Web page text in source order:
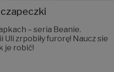
– seria Beanie.
Uli zrpobiły furorę! Naucz sie
je robić!